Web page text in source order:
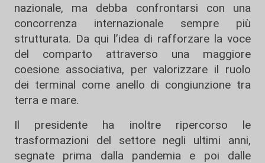
nazionale, ma debba confrontarsi con una
concorrenza internazionale sempre più
strutturata. Da qui l’idea di rafforzare la voce
del comparto attraverso una maggiore
coesione associativa, per valorizzare il ruolo
dei terminal come anello di congiunzione tra
terra e mare.
Il presidente ha inoltre ripercorso le
trasformazioni del settore negli ultimi anni,
segnate prima dalla pandemia e poi dalle